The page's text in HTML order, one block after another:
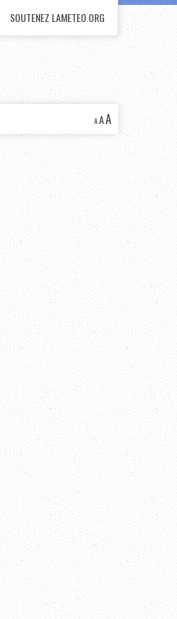
SOUTENEZ LAMETEO.ORG
AAA